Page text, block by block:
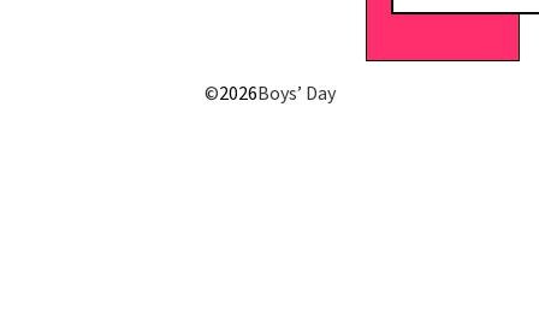
©2026Boys’ Day